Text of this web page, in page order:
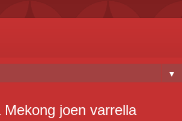
▼
Mekong joen varrella